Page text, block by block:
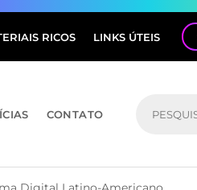
RICOS LINKS ÚTEIS
CONTATO